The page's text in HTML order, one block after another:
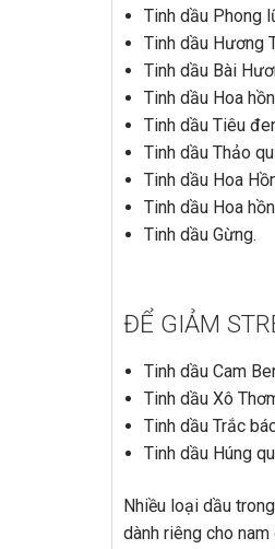
Tinh dầu Phong
Tinh dầu Hương
Tinh dầu Bài
Tinh dầu Hoa
Tinh dầu Tiêu
Tinh dầu Thảo
Tinh dầu Hoa
Tinh dầu Hoa
Tinh dầu Gừng.
ĐỂ GIẢM
Tinh dầu Cam
Tinh dầu Xô
Tinh dầu Trắc
Tinh dầu Húng
Nhiều loại dầu
dành riêng cho